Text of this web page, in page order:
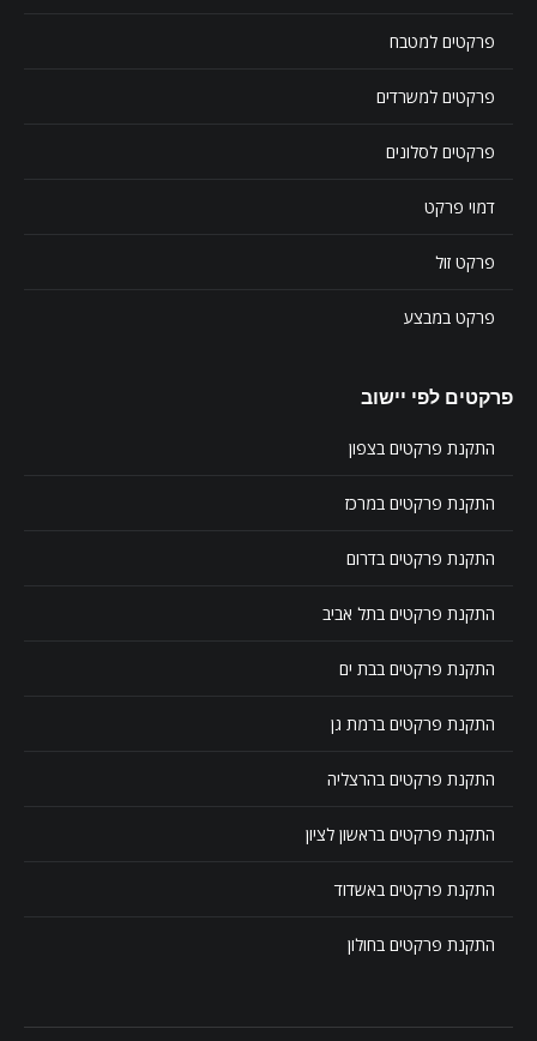
פרקטים למטבח
פרקטים למשרדים
פרקטים לסלונים
דמוי פרקט
פרקט זול
פרקט במבצע
פרקטים לפי יישוב
התקנת פרקטים בצפון
התקנת פרקטים במרכז
התקנת פרקטים בדרום
התקנת פרקטים בתל אביב
התקנת פרקטים בבת ים
התקנת פרקטים ברמת גן
התקנת פרקטים בהרצליה
התקנת פרקטים בראשון לציון
התקנת פרקטים באשדוד
התקנת פרקטים בחולון